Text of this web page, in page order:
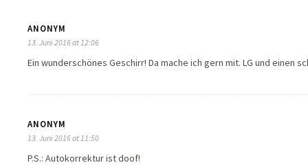
ANONYM
13. Juni 2016 at 12:06
Ein wunderschönes Geschirr! Da mache ich gern mit. LG und einen
ANONYM
13. Juni 2016 at 11:50
P.S.: Autokorrektur ist doof!